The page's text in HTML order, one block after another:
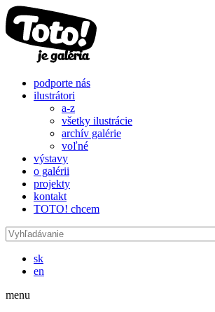
Skočiť na hlavný obsah
podporte nás
ilustrátori
a-z
všetky ilustrácie
archív galérie
voľné
výstavy
o galérii
projekty
kontakt
TOTO! chcem
sk
en
menu